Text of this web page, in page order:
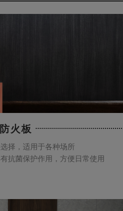
防火板
择，适用于各种场所
抗菌保护作用，方便日常使用